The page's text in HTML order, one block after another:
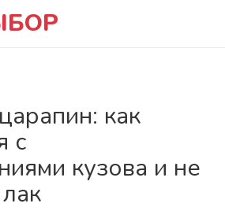
как
с
кузова и не